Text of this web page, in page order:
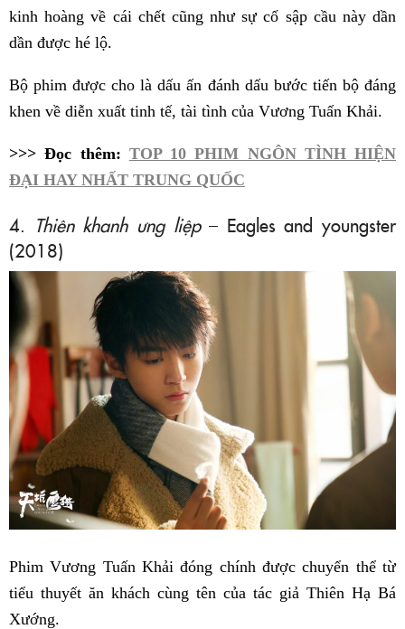
kinh hoàng về cái chết cũng như sự cố sập cầu này dần
dần được hé lộ.
Bộ phim được cho là dấu ấn đánh dấu bước tiến bộ đáng
khen về diễn xuất tinh tế, tài tình của Vương Tuấn Khải.
>>> Đọc thêm: TOP 10 PHIM NGÔN TÌNH HIỆN
ĐẠI HAY NHẤT TRUNG QUỐC
4. Thiên khanh ưng liệp– Eagles and youngster
(2018)
Phim Vương Tuấn Khải đóng chính được chuyển thể từ
tiểu thuyết ăn khách cùng tên của tác giả Thiên Hạ Bá
Xướng.